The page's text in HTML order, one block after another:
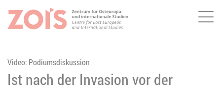
ZUM HAUPTINHALT SPRINGEN
ZUR SUCHE SPRINGEN
Video: Podiumsdiskussion
Ist nach der Invasion vor der